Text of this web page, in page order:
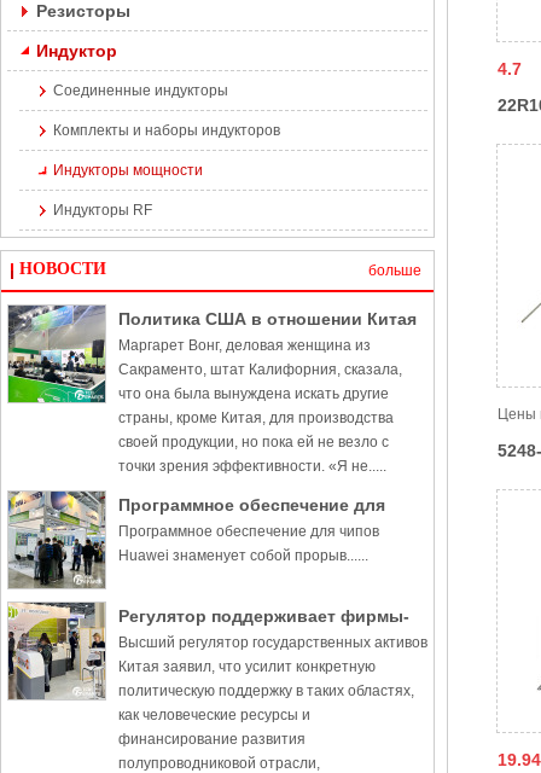
Резисторы
Индуктор
Соединенные индукторы
Комплекты и наборы индукторов
Индукторы мощности
Индукторы RF
НОВОСТИ больше
Политика США в отношении Китая
наносит ущерб бизнесу, говорят
инсайдеры
Маргарет Вонг, деловая женщина из
Сакраменто, штат Калифорния, сказала,
что она была вынуждена искать другие
страны, кроме Китая, для производства
своей продукции, но пока ей не везло с
точки зрения эффективности. «Я не.....
Программное обеспечение для
чипов Huawei знаменует собой
прорыв
Программное обеспечение для чипов
Huawei знаменует собой прорыв......
Регулятор поддерживает фирмы-
производители чипов в
стремлении к прорывам
Высший регулятор государственных активов
Китая заявил, что усилит конкретную
политическую поддержку в таких областях,
как человеческие ресурсы и
финансирование развития
полупроводниковой отрасли,
4.7
Цены
19.94